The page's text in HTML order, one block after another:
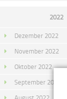
2022
Dezember 2022
November 2022
Oktober 2022
September 2022